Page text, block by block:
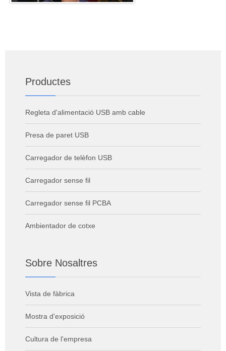
Productes
Regleta d'alimentació USB amb cable
Presa de paret USB
Carregador de telèfon USB
Carregador sense fil
Carregador sense fil PCBA
Ambientador de cotxe
Sobre Nosaltres
Vista de fàbrica
Mostra d'exposició
Cultura de l'empresa